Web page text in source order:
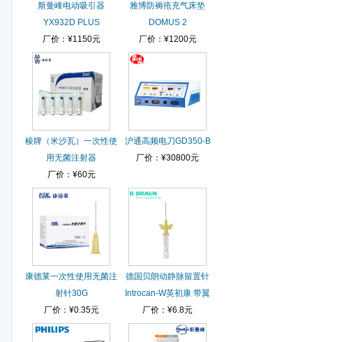
斯曼峰电动吸引器
YX932D PLUS
厂价：¥1150元
雅博防褥疮充气床垫
DOMUS 2
厂价：¥1200元
棱牌（米沙瓦）一次性使
用无菌注射器
厂价：¥60元
沪通高频电刀GD350-B
厂价：¥30800元
康德莱一次性使用无菌注
射针30G
厂价：¥0.35元
德国贝朗动静脉留置针
Introcan-W英初康 带翼
厂价：¥6.8元